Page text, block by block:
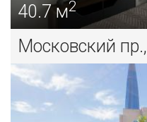
40.7 м2
Московский